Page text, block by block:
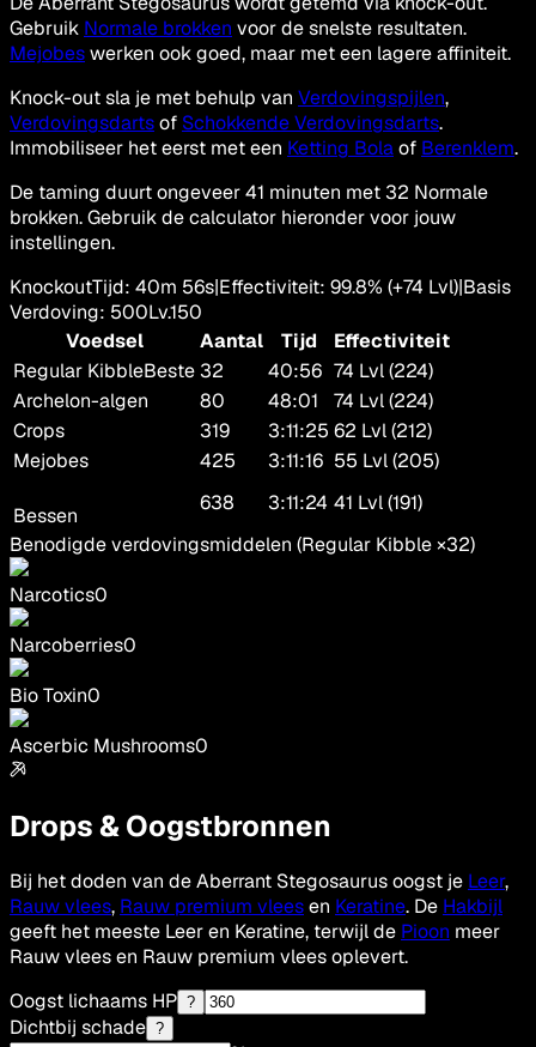
Gebruik Normale brokken voor de snelste resultaten.
Mejobeswerken ook goed, maar met een lagere affiniteit.
Knock-out sla je met behulp van Verdovingspijlen,
Verdovingsdartsof Schokkende Verdovingsdarts.
Immobiliseer het eerst met een Ketting Bolaof Berenklem.
De taming duurt ongeveer 41 minuten met 32 Normale
brokken. Gebruik de calculator hieronder voor jouw
instellingen.
KnockoutTijd: 40m 56s|Effectiviteit: 99.8% (+74 Lvl)|Basis
Verdoving: 500Lv.150
Voedsel
Aantal Tijd
Effectiviteit
Regular KibbleBeste 32 40:56 74 Lvl (224)
Archelon-algen
80 48:01
74 Lvl (224)
Crops
319 3:11:25 62 Lvl (212)
Mejobes
425 3:11:16 55 Lvl (205)
Bessen
638 3:11:24 41 Lvl (191)
Benodigde verdovingsmiddelen (Regular Kibble×32)
Narcotics0
Narcoberries0
Bio Toxin0
Ascerbic Mushrooms0
Drops & Oogstbronnen
Bij het doden van de Aberrant Stegosaurus oogst je Leer,
Rauw vlees, Rauw premium vleesen Keratine. De Hakbijl
geeft het meeste Leer en Keratine, terwijl de Pioon meer
Rauw vlees en Rauw premium vlees oplevert.
Oogst lichaams HP ?
Dichtbij schade ?